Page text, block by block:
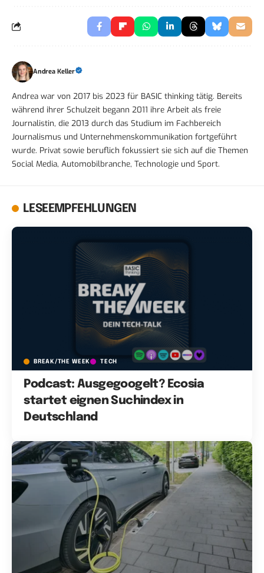
Andrea Keller
Andrea war von 2017 bis 2023 für BASIC thinking tätig. Bereits
während ihrer Schulzeit begann 2011 ihre Arbeit als freie
Journalistin, die 2013 durch das Studium im Fachbereich
Journalismus und Unternehmenskommunikation fortgeführt
wurde. Privat sowie beruflich fokussiert sie sich auf die Themen
Social Media, Automobilbranche, Technologie und Sport.
LESEEMPFEHLUNGEN
BREAK/THE WEEK TECH
Podcast: Ausgegoogelt? Ecosia
startet eignen Suchindex in
Deutschland